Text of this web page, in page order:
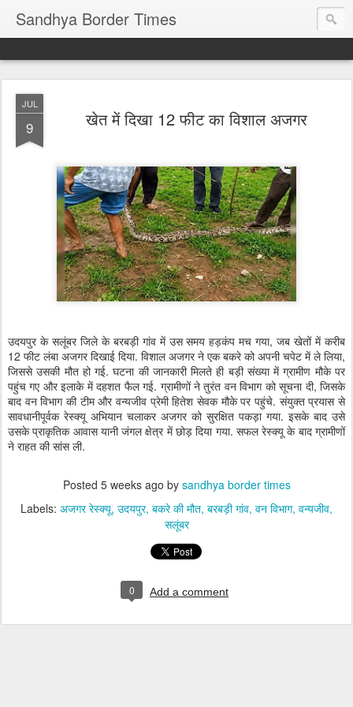
Sandhya Border Times
JUL
9 खेत में दिखा 12 फीट का विशाल अजगर
उदयपुर के सलूंबर जिले के बरबड़ी गांव में उस समय हड़कंप मच गया, जब खेतों में करीब
12 फीट लंबा अजगर दिखाई दिया. विशाल अजगर ने एक बकरे को अपनी चपेट में ले लिया,
जिससे उसकी मौत हो गई. घटना की जानकारी मिलते ही बड़ी संख्या में ग्रामीण मौके पर
पहुंच गए और इलाके में दहशत फैल गई. ग्रामीणों ने तुरंत वन विभाग को सूचना दी, जिसके
बाद वन विभाग की टीम और वन्यजीव प्रेमी हितेश सेवक मौके पर पहुंचे. संयुक्त प्रयास से
सावधानीपूर्वक रेस्क्यू अभियान चलाकर अजगर को सुरक्षित पकड़ा गया. इसके बाद उसे
उसके प्राकृतिक आवास यानी जंगल क्षेत्र में छोड़ दिया गया. सफल रेस्क्यू के बाद ग्रामीणों
ने राहत की सांस ली.
Posted 5 weeks ago by sandhya border times
Labels: अजगर रेस्क्यू उदयपुर बकरे की मौत बरबड़ी गांव वन विभाग वन्यजीव
सलूंबर
0 Add a comment